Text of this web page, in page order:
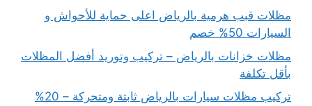
مظلات قبب هرمية بالرياض اعلى حماية للأحواش و
السيارات 50% خصم
مظلات خزانات بالرياض – تركيب وتوريد أفضل المظلات
بأقل تكلفة
تركيب مظلات سيارات بالرياض ثابتة ومتحركة – 20%